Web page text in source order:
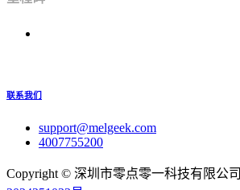
联系我们
support@melgeek.com
4007755200
Copyright © 深圳市零点零一科技有限公司